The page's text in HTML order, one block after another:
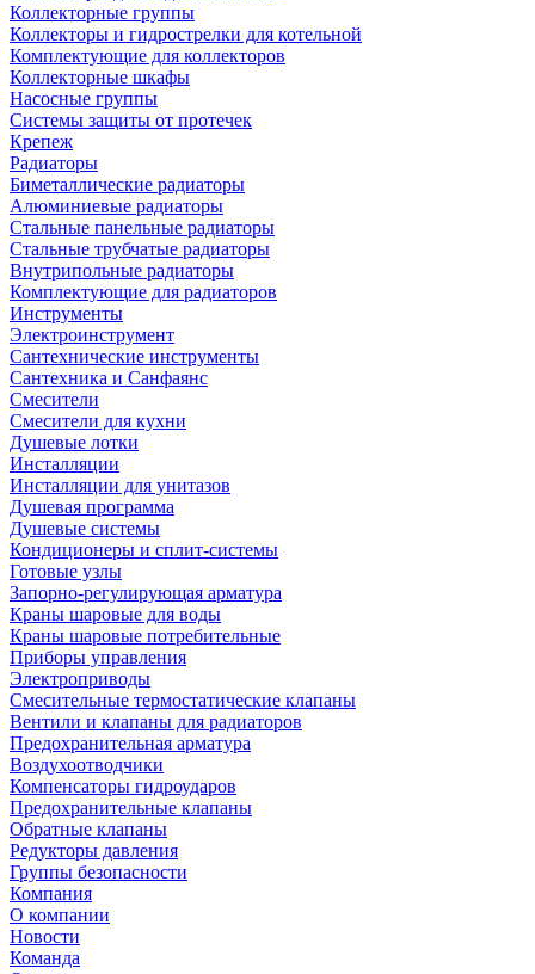
Коллекторные группы
Коллекторы и гидрострелки для котельной
Комплектующие для коллекторов
Коллекторные шкафы
Насосные группы
Системы защиты от протечек
Крепеж
Радиаторы
Биметаллические радиаторы
Алюминиевые радиаторы
Стальные панельные радиаторы
Стальные трубчатые радиаторы
Внутрипольные радиаторы
Комплектующие для радиаторов
Инструменты
Электроинструмент
Сантехнические инструменты
Сантехника и Санфаянс
Смесители
Смесители для кухни
Душевые лотки
Инсталляции
Инсталляции для унитазов
Душевая программа
Душевые системы
Кондиционеры и сплит-системы
Готовые узлы
Запорно-регулирующая арматура
Краны шаровые для воды
Краны шаровые потребительные
Приборы управления
Электроприводы
Смесительные термостатические клапаны
Вентили и клапаны для радиаторов
Предохранительная арматура
Воздухоотводчики
Компенсаторы гидроударов
Предохранительные клапаны
Обратные клапаны
Редукторы давления
Группы безопасности
Компания
О компании
Новости
Команда